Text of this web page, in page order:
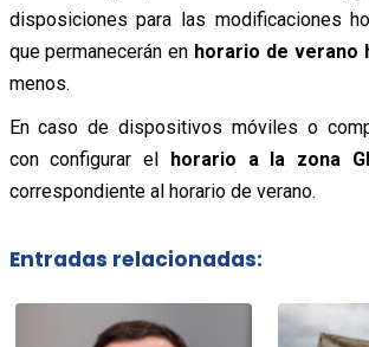
disposiciones para las modificaciones
que permanecerán en horario de verano
menos.
En caso de dispositivos móviles o
con configurar el horario a la zona
correspondiente al horario de verano.
Entradas relacionadas: